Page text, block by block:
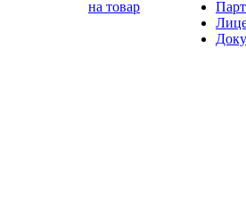
на товар